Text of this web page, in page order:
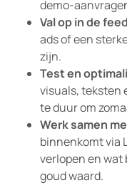
demo-
Val op in de
ads of een
zijn.
Test en
visuals, teksten
te duur om
Werk samen
binnenkomt via
verlopen en wat
goud waard.